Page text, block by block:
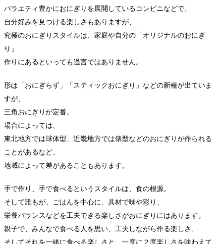
バラエティ豊かにおにぎりを展開しているコンビニなどで、
自分好みを見つける楽しさもありますが、
究極のおにぎりスタイルは、家庭や自分の「オリジナルのおにぎ
り」
作りにあるといっても過言ではありません。
形は「おにぎらず」「スティックおにぎり」などの新種が出ていま
すが、
三角おにぎりが定番。
場合によっては、
東北地方では球体型、近畿地方では俵型などのおにぎりが作られる
ことがあるなど、
地域によって差があることもあります。
手で作り、手で食べるというスタイルは、食の根源。
そして誰もが、ごはんを中心に、具材で味や彩り、
栄養バランスなどを工夫できる楽しさがおにぎりにはあります。
親子で、みんなで食べる人を思い、工夫しながら作る楽しさ、
そしてそれを一緒に食べる楽しさと、一度に２度楽しさを味わえて